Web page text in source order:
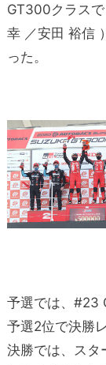
GT300クラス
幸 ／安田 裕信
った。
予選では、#23
予選2位で決勝
決勝では、スタ